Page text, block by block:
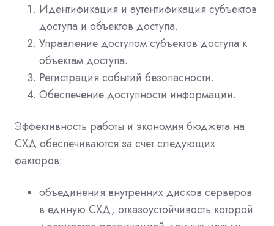
Идентификация и аутентификация субъектов
доступа и объектов доступа.
Управление доступом субъектов доступа к
объектам доступа.
Регистрация событий безопасности.
Обеспечение доступности информации.
Эффективность работы и экономия бюджета на
СХД обеспечиваются за счет следующих
факторов:
объединения внутренних дисков серверов
в единую СХД, отказоустойчивость которой